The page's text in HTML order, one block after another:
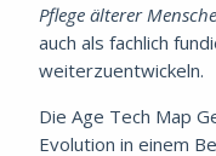
Pflege älterer
auch als fachlich
weiterzuentwickeln.
Die Age Tech Map
Evolution in einem